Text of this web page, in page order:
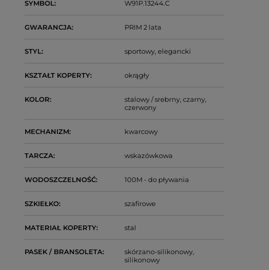
SYMBOL W91P.13244.C
GWARANCJA PRIM 2 lata
STYL sportowy elegancki
KSZTAŁT KOPERTY okrągły
KOLOR stalowy / srebrny czarny
czerwony
MECHANIZM kwarcowy
TARCZA wskazówkowa
WODOSZCZELNOŚĆ 100M - do pływania
SZKIEŁKO szafirowe
MATERIAŁ KOPERTY stal
PASEK / BRANSOLETA
skórzano-silikonowy
silikonowy